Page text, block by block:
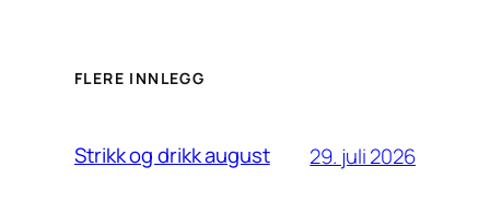
FLERE INNLEGG
Strikk og drikk august 29. juli 2026